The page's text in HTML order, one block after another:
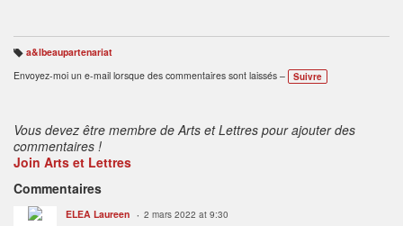
B
ali
s
a&lbeaupartenariat
Envoyez-moi un e-mail lorsque des commentaires sont laissés –
Suivre
Vous devez être membre de Arts et Lettres pour ajouter des
commentaires !
Join Arts et Lettres
Commentaires
ELEA Laureen 2 mars 2022 at 9:30